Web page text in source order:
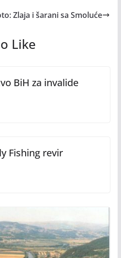
Zlaja i šarani sa Smoluće
Like
BiH za invalide
Fishing revir